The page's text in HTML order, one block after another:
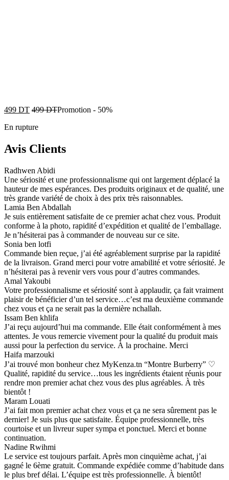
499 DT 499DTPromotion - 50%
En rupture
Avis Clients
Radhwen Abidi
Une sériosité et une professionnalisme qui ont largement déplacé la
hauteur de mes espérances. Des produits originaux et de qualité, une
très grande variété de choix à des prix très raisonnables.
Lamia Ben Abdallah
Je suis entièrement satisfaite de ce premier achat chez vous. Produit
conforme à la photo, rapidité d’expédition et qualité de l’emballage.
Je n’hésiterai pas à commander de nouveau sur ce site.
Sonia ben lotfi
Commande bien reçue, j’ai été agréablement surprise par la rapidité
de la livraison. Grand merci pour votre amabilité et votre sériosité. Je
n’hésiterai pas à revenir vers vous pour d’autres commandes.
Amal Yakoubi
Votre professionnalisme et sériosité sont à applaudir, ça fait vraiment
plaisir de bénéficier d’un tel service…c’est ma deuxième commande
chez vous et ça ne serait pas la dernière nchallah.
Issam Ben khlifa
J’ai reçu aujourd’hui ma commande. Elle était conformément à mes
attentes. Je vous remercie vivement pour la qualité du produit mais
aussi pour la perfection du service. À la prochaine. Merci
Haifa marzouki
J’ai trouvé mon bonheur chez MyKenza.tn “Montre Burberry” ♡
Qualité, rapidité du service…tous les ingrédients étaient réunis pour
rendre mon premier achat chez vous des plus agréables. À très
bientôt !
Maram Louati
J’ai fait mon premier achat chez vous et ça ne sera sûrement pas le
dernier! Je suis plus que satisfaite. Équipe professionnelle, très
courtoise et un livreur super sympa et ponctuel. Merci et bonne
continuation.
Nadine Rwihmi
Le service est toujours parfait. Après mon cinquième achat, j’ai
gagné le 6ème gratuit. Commande expédiée comme d’habitude dans
le plus bref délai. L’équipe est très professionnelle. À bientôt!